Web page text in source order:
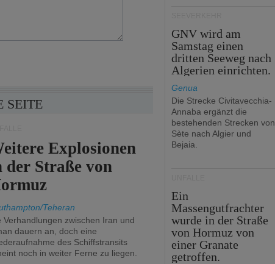
SEITE
Explosionen
der Straße von
Teheran
Verhandlungen zwischen Iran und
dauern an, doch eine
des Schiffstransits
noch in weiter Ferne zu liegen.
GNV wird am
Samstag einen
dritten Seeweg nach
Algerien einrichten.
Genua
Die Strecke Civitavecchia-
Annaba ergänzt die
bestehenden Strecken von
Sète nach Algier und
Bejaia.
Ein
Massengutfrachter
wurde in der Straße
von Hormuz von
einer Granate
getroffen.